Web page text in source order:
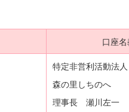
口座
特定非営利活動法人
森の里しちのへ
理事長 瀬川左一